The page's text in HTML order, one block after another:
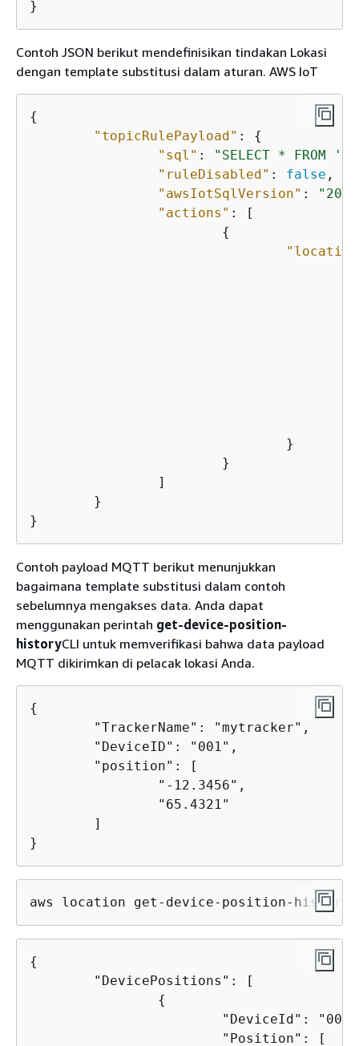
}
Contoh JSON berikut mendefinisikan tindakan Lokasi
dengan template substitusi dalam aturan. AWS IoT
{
"topicRulePayload" : {
"sql" :
"SELECT * FROM
"ruleDisabled" : false ,
"awsIotSqlVersion" :
"actions" : [
{
}
Contoh payload MQTT berikut menunjukkan
bagaimana template substitusi dalam contoh
sebelumnya mengakses data. Anda dapat
menggunakan perintah get-device-position-
historyCLI untuk memverifikasi bahwa data payload
MQTT dikirimkan di pelacak lokasi Anda.
{
}
aws location get-device-position-
{
{